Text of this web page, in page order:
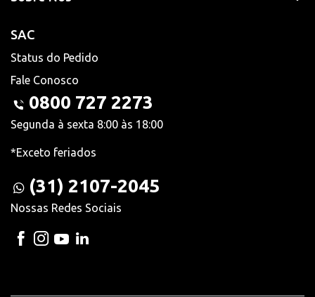
SAC
Status do Pedido
Fale Conosco
0800 727 2273
Segunda à sexta 8:00 às 18:00
*Exceto feriados
(31) 2107-2045
Nossas Redes Sociais